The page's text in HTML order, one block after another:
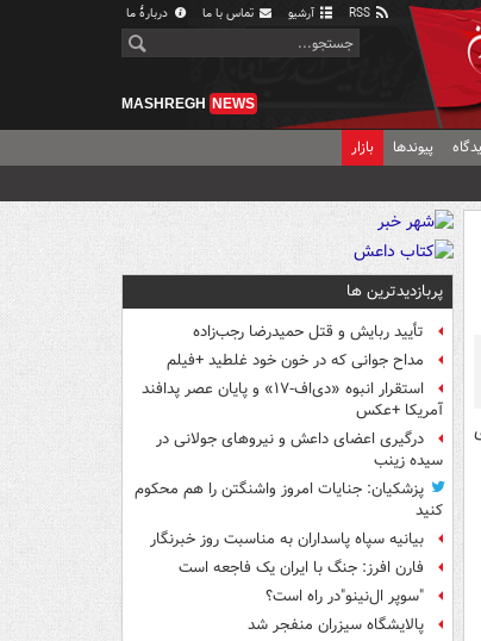
آرشیو تماس با ما دربارهٔ ما
MASHREGH NEWS
پیوندها بازار
پربازدیدترین ها
تأیید ربایش و قتل حمیدرضا رجب‌زاده
مداح جوانی که در خون خود غلطید +فیلم
استقرار انبوه «دی‌اف‑۱۷» و پایان عصر پدافند
آمریکا +عکس
درگیری اعضای داعش و نیروهای جولانی در
سیده زینب
پزشکیان: جنایات امروز واشنگتن را هم محکوم
کنید
بیانیه سپاه پاسداران به مناسبت روز خبرنگار
فارن افرز: جنگ با ایران یک فاجعه است
"سوپر ال‌نینو"در راه است؟
پالایشگاه سیزران منفجر شد